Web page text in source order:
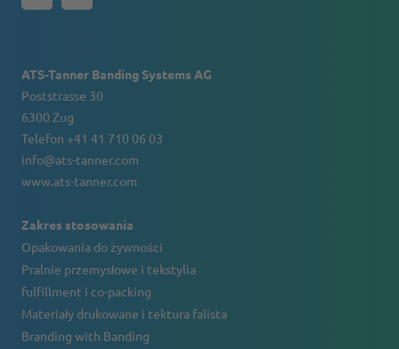
ATS-Tanner Banding Systems AG
Poststrasse 30
6300 Zug
Telefon +41 41 710 06 03
info@ats-tanner.com
www.ats-tanner.com
Zakres stosowania
Opakowania do żywności
Pralnie przemysłowe i tekstylia
fulfillment i co-packing
Materiały drukowane i tektura falista
Branding with Banding